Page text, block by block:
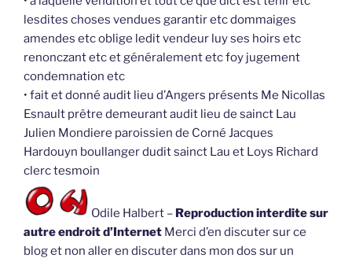
lesdites choses vendues garantir etc dommaiges
amendes etc oblige ledit vendeur luy ses hoirs etc
renonczant etc et généralement etc foy jugement
condemnation etc
• fait et donné audit lieu d’Angers présents Me Nicollas
Esnault prêtre demeurant audit lieu de sainct Lau
Julien Mondiere paroissien de Corné Jacques
Hardouyn boullanger dudit sainct Lau et Loys Richard
clerc tesmoin
Odile Halbert – Reproduction interdite sur
autre endroit d’Internet Merci d’en discuter sur ce
blog et non aller en discuter dans mon dos sur un